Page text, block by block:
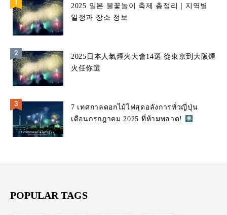
2025 일본 불꽃놀이 축제 총정리｜지역별
일정과 장소 정보
2025日本人氣煙火大會14選 從東京到大阪煙
火任你選
7 เทศกาลดอกไม้ไฟสุดอลังการทั่วญี่ปุ่น
เดือนกรกฎาคม 2025 ที่ห้ามพลาด!
POPULAR TAGS